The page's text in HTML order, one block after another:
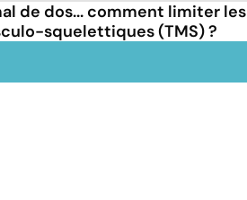
de dos... comment limiter les
squelettiques (TMS) ?